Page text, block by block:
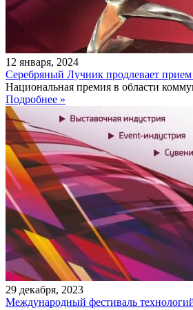
12 января, 2024
Серебряный Лучник продлевает
Национальная премия в области
Подробнее »
29 декабря, 2023
Международный фестиваль